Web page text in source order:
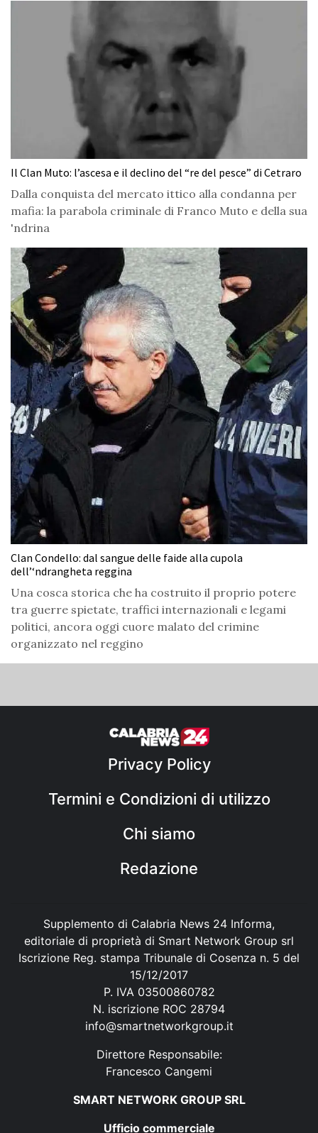
Il Clan Muto: l’ascesa e il declino del “re del pesce” di Cetraro
Dalla conquista del mercato ittico alla condanna per
mafia: la parabola criminale di Franco Muto e della sua
'ndrina
Clan Condello: dal sangue delle faide alla cupola
dell’‘ndrangheta reggina
Una cosca storica che ha costruito il proprio potere
tra guerre spietate, traffici internazionali e legami
politici, ancora oggi cuore malato del crimine
organizzato nel reggino
Privacy Policy
Termini e Condizioni di utilizzo
Chi siamo
Redazione
Supplemento di Calabria News 24 Informa,
editoriale di proprietà di Smart Network Group srl
Iscrizione Reg. stampa Tribunale di Cosenza n. 5 del
15/12/2017
P. IVA 03500860782
N. iscrizione ROC 28794
info@smartnetworkgroup.it
Direttore Responsabile:
Francesco Cangemi
SMART NETWORK GROUP SRL
Ufficio commerciale